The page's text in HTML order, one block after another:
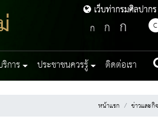
เว็บท่ากรมศิลปากร
เว็บท่ากรมศิลปากร
ก ก ก C
การ ประชาชนควรรู้ ติดต่อเรา
หน้าแรก ข่าวและกิ